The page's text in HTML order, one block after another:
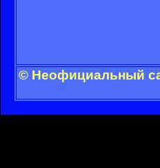
© Неофициальный